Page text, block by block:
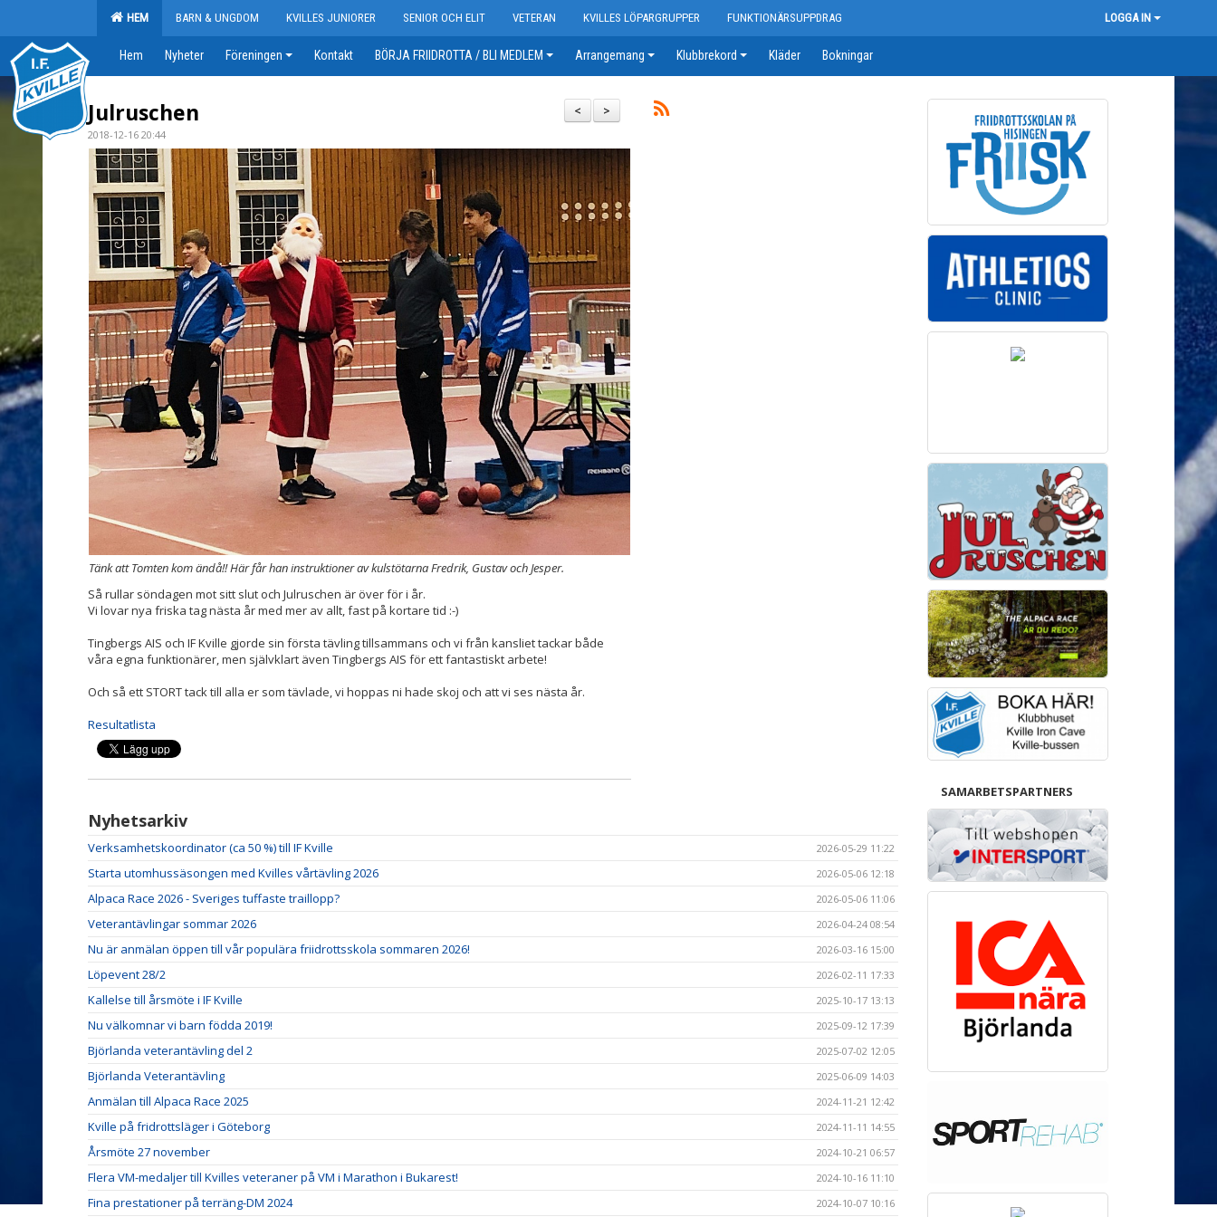
HEM BARN & UNGDOM KVILLES JUNIORER SENIOR OCH ELIT VETERAN KVILLES LÖPARGRUPPER FUNKTIONÄRSUPPDRAG LOGGA IN
Hem Nyheter Föreningen Kontakt BÖRJA FRIIDROTTA / BLI MEDLEM Arrangemang Klubbrekord Kläder Bokningar
>
<
Julruschen
2018-12-16 20:44
Tänk att Tomten kom ändå!! Här får han instruktioner av kulstötarna Fredrik, Gustav och Jesper.
Så rullar söndagen mot sitt slut och Julruschen är över för i år.
Vi lovar nya friska tag nästa år med mer av allt, fast på kortare tid :-)
Tingbergs AIS och IF Kville gjorde sin första tävling tillsammans och vi från kansliet tackar både
våra egna funktionärer, men självklart även Tingbergs AIS för ett fantastiskt arbete!
Och så ett STORT tack till alla er som tävlade, vi hoppas ni hade skoj och att vi ses nästa år.
Resultatlista
Nyhetsarkiv
Verksamhetskoordinator (ca 50 %) till IF Kville 2026-05-29 11:22
Starta utomhussäsongen med Kvilles vårtävling 2026 2026-05-06 12:18
Alpaca Race 2026 - Sveriges tuffaste traillopp? 2026-05-06 11:06
Veterantävlingar sommar 2026 2026-04-24 08:54
Nu är anmälan öppen till vår populära friidrottsskola sommaren 2026! 2026-03-16 15:00
Löpevent 28/2 2026-02-11 17:33
Kallelse till årsmöte i IF Kville 2025-10-17 13:13
Nu välkomnar vi barn födda 2019! 2025-09-12 17:39
Björlanda veterantävling del 2 2025-07-02 12:05
Björlanda Veterantävling 2025-06-09 14:03
Anmälan till Alpaca Race 2025 2024-11-21 12:42
Kville på fridrottsläger i Göteborg 2024-11-11 14:55
Årsmöte 27 november 2024-10-21 06:57
Flera VM-medaljer till Kvilles veteraner på VM i Marathon i Bukarest! 2024-10-16 11:10
Fina prestationer på terräng-DM 2024 2024-10-07 10:16
SAMARBETSPARTNERS